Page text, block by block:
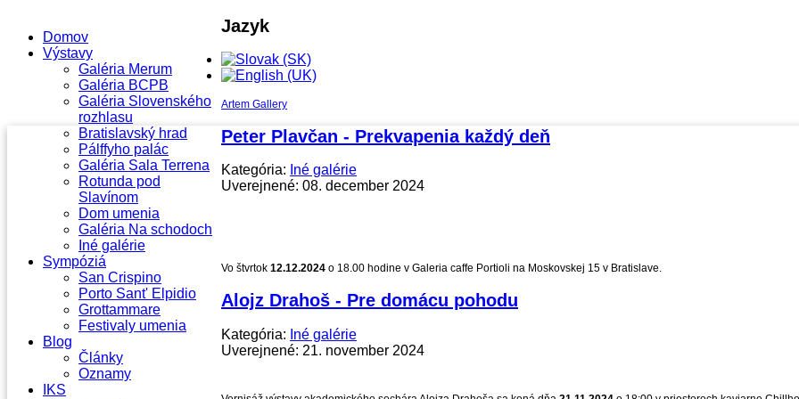
Domov
Výstavy
Galéria Merum
Galéria BCPB
Galéria Slovenského
rozhlasu
Bratislavský hrad
Pálffyho palác
Galéria Sala Terrena
Rotunda pod
Slavínom
Dom umenia
Galéria Na schodoch
Iné galérie
Sympóziá
San Crispino
Porto Sant' Elpidio
Grottammare
Festivaly umenia
Blog
Články
Oznamy
IKS
Jazyk
Artem Gallery
Peter Plavčan - Prekvapenia každý deň
Kategória: Iné galérie
Uverejnené: 08. december 2024
Vo štvrtok 12.12.2024 o 18.00 hodine v Galeria caffe Portioli na Moskovskej 15 v Bratislave.
Alojz Drahoš - Pre domácu pohodu
Kategória: Iné galérie
Uverejnené: 21. november 2024